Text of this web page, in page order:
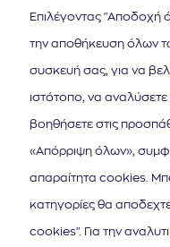
ακριβώς
μαγευτικός
δρομάκια και
Πόλη είναι
Επιλέγοντας "Αποδοχή
την αποθήκευση όλων
συσκευή σας, για να
ιστότοπο, να
βοηθήσετε στις
«Απόρριψη όλων»,
απαραίτητα cookies.
κατηγορίες θα
cookies". Για την